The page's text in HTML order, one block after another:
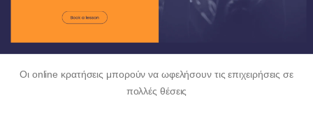
Οι online κρατήσεις μπορούν να ωφελήσουν τις επιχειρήσεις σε
πολλές θέσεις